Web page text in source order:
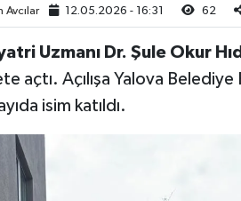
Avcılar 12.05.2026 - 16:31 62
Uzmanı Dr. Şule Okur
açtı. Açılışa Yalova
isim katıldı.